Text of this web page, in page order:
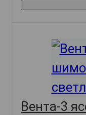
Вента-3